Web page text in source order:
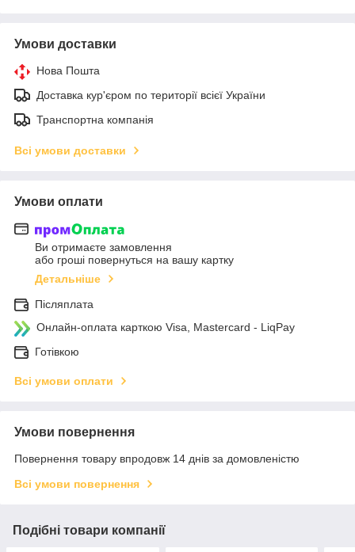
Умови доставки
Нова Пошта
Доставка кур'єром по території всієї України
Транспортна компанія
Всі умови доставки
Умови оплати
Ви отримаєте замовлення
або гроші повернуться на вашу картку
Детальніше
Післяплата
Онлайн-оплата карткою Visa, Mastercard - LiqPay
Готівкою
Всі умови оплати
Умови повернення
Повернення товару впродовж 14 днів за домовленістю
Всі умови повернення
Подібні товари компанії